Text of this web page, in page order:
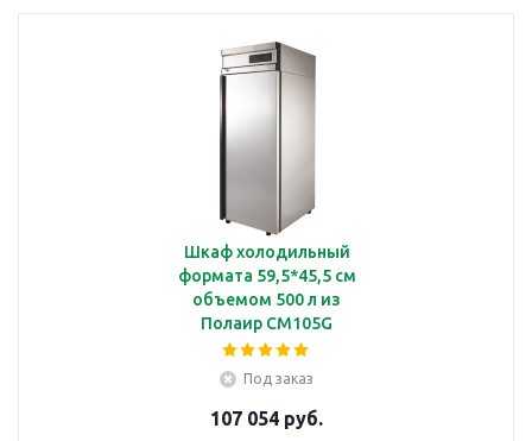
Шкаф холодильный
формата 59,5*45,5 см
объемом 500 л из
Полаир CM105G
Под заказ
107 054 руб.